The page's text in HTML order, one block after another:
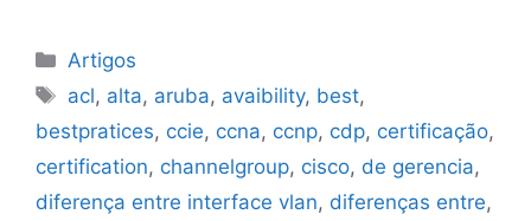
Categorias
Artigos
Tags
acl, alta, aruba, avaibility, best,
bestpratices, ccie, ccna, ccnp, cdp, certificação,
certification, channelgroup, cisco, de gerencia,
diferença entre interface vlan, diferenças entre,